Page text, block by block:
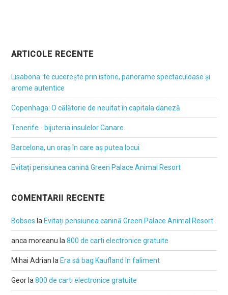
ARTICOLE RECENTE
Lisabona: te cucerește prin istorie, panorame spectaculoase și
arome autentice
Copenhaga: O călătorie de neuitat în capitala daneză
Tenerife - bijuteria insulelor Canare
Barcelona, un oraș în care aș putea locui
Evitați pensiunea canină Green Palace Animal Resort
COMENTARII RECENTE
Bobses la Evitați pensiunea canină Green Palace Animal Resort
anca moreanu la800 de carti electronice gratuite
Mihai Adrian la Era să bag Kaufland în faliment
Geor la800 de carti electronice gratuite